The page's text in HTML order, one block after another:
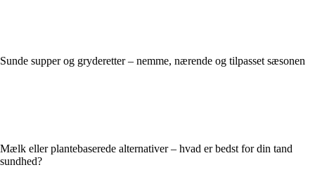
Sunde supper og gryderetter – nemme, nærende og tilpasset sæsonen
Mælk eller plantebaserede alternativer – hvad er bedst for din tand
sundhed?